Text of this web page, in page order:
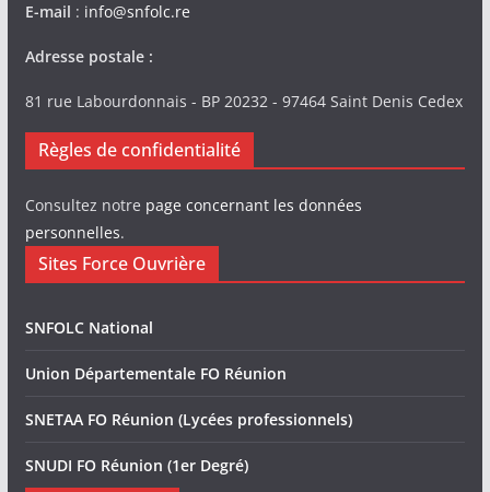
E-mail : info@snfolc.re
Adresse postale :
81 rue Labourdonnais - BP 20232 - 97464 Saint Denis Cedex
Règles de confidentialité
Consultez notre page concernant les données
personnelles.
Sites Force Ouvrière
SNFOLC National
Union Départementale FO Réunion
SNETAA FO Réunion (Lycées professionnels)
SNUDI FO Réunion (1er Degré)